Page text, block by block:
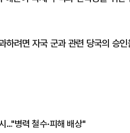
하려면 자국 군과 관련 당국의 승
…"병력 철수·피해 배상"